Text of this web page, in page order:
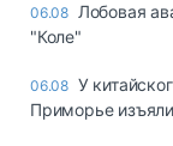
06.08 Лобовая
"Коле"
06.08 У
Приморье